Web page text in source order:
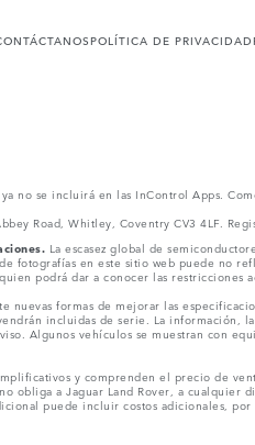
POLÍTICA DE PRIVACIDAD
no se incluirá en las InControl Apps.
Road, Whitley, Coventry CV3 4LF.
La escasez global de
fotografías en este sitio web puede no
podrá dar a conocer las restricciones
nuevas formas de mejorar las
incluidas de serie. La información,
Algunos vehículos se muestran con
y comprenden el precio de
obliga a Jaguar Land Rover, a cualquier
puede incluir costos adicionales,